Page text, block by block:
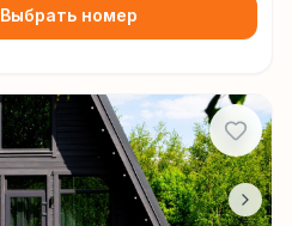
Выбрать номер